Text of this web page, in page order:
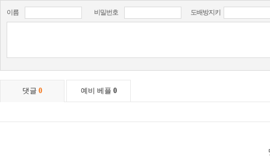
이름 비밀번호 도배방지키
댓글 0 예비 베플 0